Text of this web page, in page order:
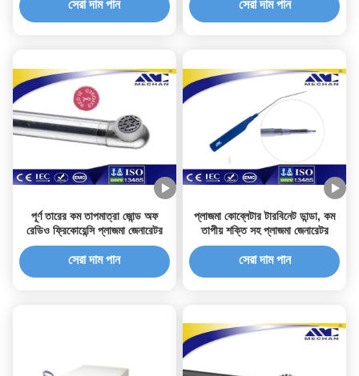
সেরা দাম পান সেরা দাম পান
পূর্ণ তারের কম তাপমাত্রা জোন্ড অফ
রেডিও ফ্রিকোয়েন্সি প্লাজমা জেনারেটর
সেরা দাম পান
প্লাজমা কোব্লেটার টারবিনেট ডান্ডা, কম
তাপীয় শক্তি সহ প্লাজমা জেনারেটর
সেরা দাম পান